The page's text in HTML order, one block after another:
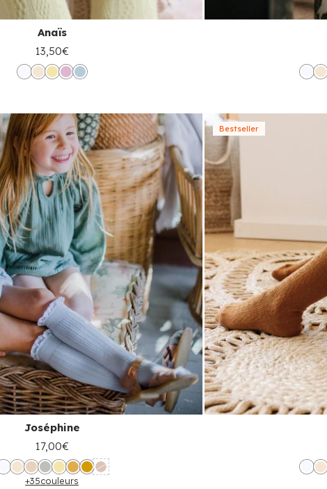
Anaïs
13,50€
Joséphine
17,00€
+35couleurs
Bestseller